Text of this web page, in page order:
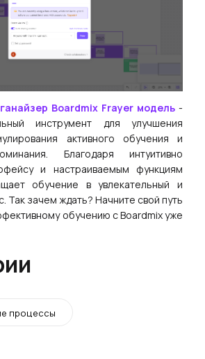
Boardmix Frayer модель -
инструмент для улучшения
активного обучения и
Благодаря интуитивно
и настраиваемым функциям
обучение в увлекательный и
Так зачем ждать? Начните свой путь
обучению с Boardmix уже
процессы